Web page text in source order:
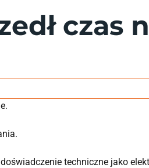
czas
techniczne jako